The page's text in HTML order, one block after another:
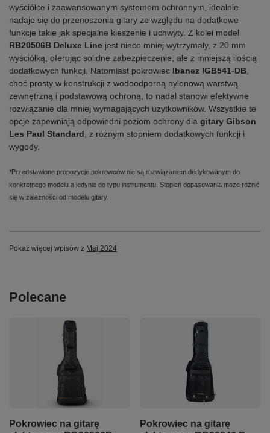
wyściółce i zaawansowanym systemom ochronnym, idealnie
nadaje się do przenoszenia gitary ze względu na dodatkowe
funkcje takie jak specjalne kieszenie i uchwyty. Z kolei model
RB20506B Deluxe Line jest nieco mniej wytrzymały, z 20 mm
wyściółką, oferując solidne zabezpieczenie, ale z mniejszą ilością
dodatkowych funkcji. Natomiast pokrowiec Ibanez IGB541-DB
choć prosty w konstrukcji z wodoodporną nylonową warstwą
zewnętrzną i podstawową ochroną, to nadal stanowi efektywne
rozwiązanie dla mniej wymagających użytkowników. Wszystkie te
opcje zapewniają odpowiedni poziom ochrony dla gitary Gibson
Les Paul Standard , z różnym stopniem dodatkowych funkcji i
wygody.
*Przedstawione propozycje pokrowców nie są rozwiązaniem dedykowanym do
konkretnego modelu a jedynie do typu instrumentu. Stopień dopasowania moze różnić
się w zależności od modelu gitary.
Pokaż więcej wpisów z Maj 2024
Polecane
Pokrowiec na gitarę
Pokrowiec na gitarę